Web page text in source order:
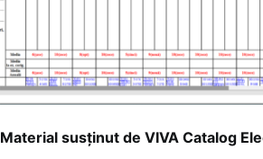
Material susținut de VIVA Catalog